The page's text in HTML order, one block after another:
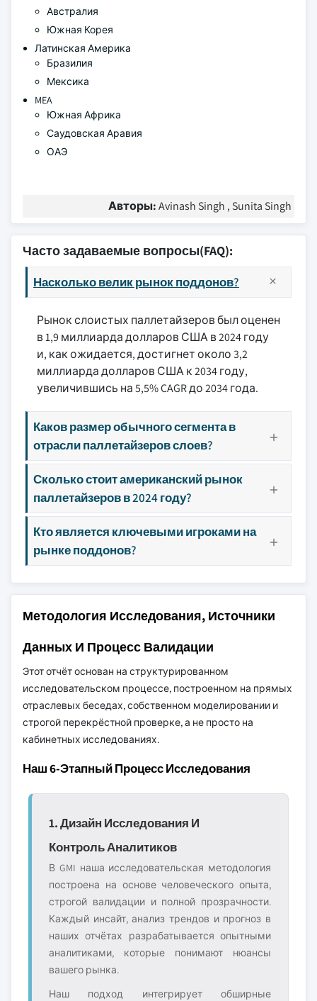
Австралия
Южная Корея
Латинская Америка
Бразилия
Мексика
MEA
Южная Африка
Саудовская Аравия
ОАЭ
Авторы:Avinash Singh , Sunita Singh
Часто задаваемые вопросы(FAQ):
Насколько велик рынок поддонов?
Рынок слоистых паллетайзеров был оценен
в 1,9 миллиарда долларов США в 2024 году
и, как ожидается, достигнет около 3,2
миллиарда долларов США к 2034 году,
увеличившись на 5,5% CAGR до 2034 года.
Каков размер обычного сегмента в
отрасли паллетайзеров слоев?
Сколько стоит американский рынок
паллетайзеров в 2024 году?
Кто является ключевыми игроками на
рынке поддонов?
Методология Исследования, Источники
Данных И Процесс Валидации
Этот отчёт основан на структурированном
исследовательском процессе, построенном на прямых
отраслевых беседах, собственном моделировании и
строгой перекрёстной проверке, а не просто на
кабинетных исследованиях.
Наш 6-Этапный Процесс Исследования
1. Дизайн Исследования И
Контроль Аналитиков
В GMI наша исследовательская методология
построена на основе человеческого опыта,
строгой валидации и полной прозрачности.
Каждый инсайт, анализ трендов и прогноз в
наших отчётах разрабатывается опытными
аналитиками, которые понимают нюансы
вашего рынка.
Наш подход интегрирует обширные